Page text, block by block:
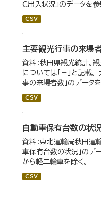
Ｃ出入状況」のデータを
CSV
主要観光行事の来場
資料：秋田県観光統計。
については「－」と記載
事の来場者数」のデータを
CSV
自動車保有台数の状
資料：東北運輸局秋田運
車保有台数の状況」のデ
から軽二輪車を除く。
CSV